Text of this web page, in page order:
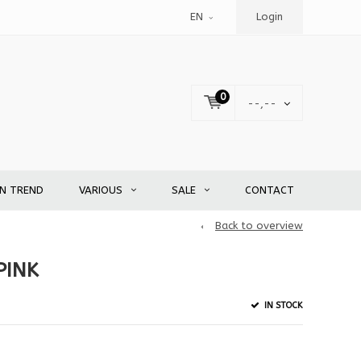
EN Login
0
--,--
TREND VARIOUS SALE CONTACT
Back to overview
IN STOCK